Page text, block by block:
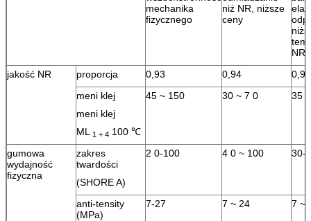
mechanika
fizycznego
niż NR, niższe
ceny
NR
jakość NR
proporcja 0,93 0,94
0,93
meni klej
meni klej
ML
1 + 4 100 ℃
45 ~ 150 30 ~ 7 0 35
gumowa
wydajność
fizyczna
zakres
twardości
(SHORE A)
2 0-100 4 0 ~ 100 30-
anti-tensity
(MPa)
7-27 7 ~ 24 7 ~